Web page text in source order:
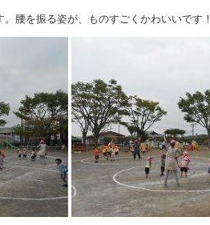
腰を振る姿が、ものすごくかわいいです！